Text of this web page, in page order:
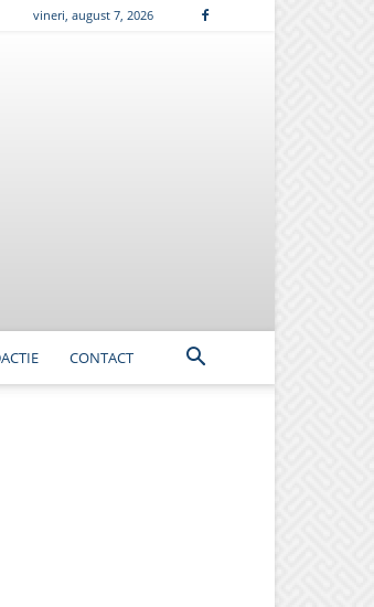
vineri, august 7, 2026
CONTACT